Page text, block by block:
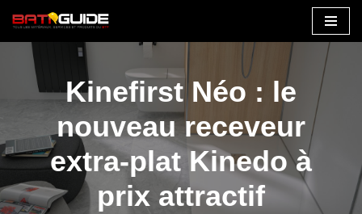
Aller
contenu
Kinefirst Néo : le
nouveau receveur
extra-plat Kinedo à
prix attractif